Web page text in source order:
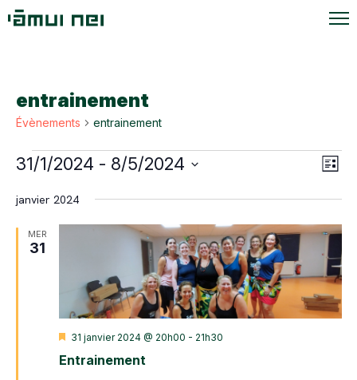
entrainement
Évènements entrainement
Évènements
de
Liste
31/1/2024 - 8/5/2024
une
janvier 2024
MER
31
Entrainement
Mis
avant
31 janvier 2024 @ 20h00 - 21h30